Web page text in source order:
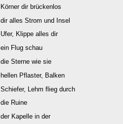
Körner dir brückenlos
dir alles Strom und Insel
Ufer, Klippe alles dir
ein Flug schau
die Sterne wie sie
hellen Pflaster, Balken
Schiefer, Lehm flieg durch
die Ruine
der Kapelle in der